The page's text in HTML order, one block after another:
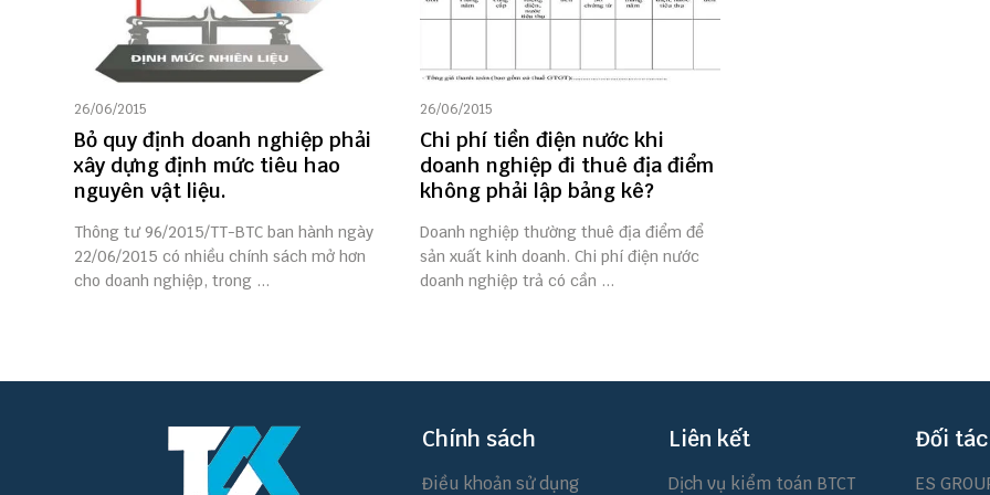
26/06/2015
Bỏ quy định doanh nghiệp phải
xây dựng định mức tiêu hao
nguyên vật liệu.
Thông tư 96/2015/TT-BTC ban hành ngày
22/06/2015 có nhiều chính sách mở hơn
cho doanh nghiệp, trong ...
26/06/2015
Chi phí tiền điện nước khi
doanh nghiệp đi thuê địa điểm
không phải lập bảng kê?
Doanh nghiệp thường thuê địa điểm để
sản xuất kinh doanh. Chi phí điện nước
doanh nghiệp trả có cần ...
Chính sách
Điều khoản sử dụng
Liên kết
Dịch vụ kiểm toán BTCT
Đối tác
ES